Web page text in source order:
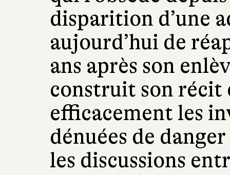
disparition d’une
aujourd’hui de
ans après son
construit son récit
efficacement les
dénuées de
les discussions